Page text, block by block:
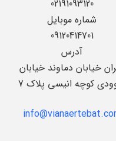
02191093120
شماره موبایل
09120414701
آدرس
خیابان دماوند خیابان
کوچه انیسی پلاک 7